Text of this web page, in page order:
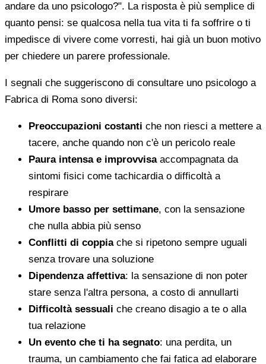
andare da uno psicologo?". La risposta è più semplice di
quanto pensi: se qualcosa nella tua vita ti fa soffrire o ti
impedisce di vivere come vorresti, hai già un buon motivo
per chiedere un parere professionale.
I segnali che suggeriscono di consultare uno psicologo a
Fabrica di Roma sono diversi:
Preoccupazioni costanti che non riesci a mettere a
tacere, anche quando non c'è un pericolo reale
Paura intensa e improvvisaaccompagnata da
sintomi fisici come tachicardia o difficoltà a
respirare
Umore basso per settimane, con la sensazione
che nulla abbia più senso
Conflitti di coppiache si ripetono sempre uguali
senza trovare una soluzione
Dipendenza affettiva: la sensazione di non poter
stare senza l'altra persona, a costo di annullarti
Difficoltà sessuali che creano disagio a te o alla
tua relazione
Un evento che ti ha segnato: una perdita, un
trauma, un cambiamento che fai fatica ad elaborare